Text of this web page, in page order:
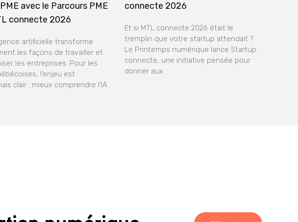
avec le Parcours PME
connecte 2026
artificielle transforme
les façons de travailler et
les entreprises. Pour les
l’enjeu est
clair : mieux comprendre l’IA
connecte 2026
Et si MTL connecte 2026 était le
tremplin que votre startup attendait ?
Le Printemps numérique lance Startup
connecte, une initiative pensée pour
donner aux